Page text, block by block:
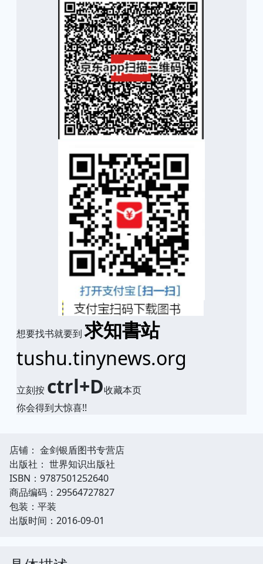
想要找书就要到求知書站
tushu.tinynews.org
立刻按 ctrl+D收藏本页
你会得到大惊喜!!
店铺： 金剑银盾图书专营店
出版社： 世界知识出版社
ISBN：9787501252640
商品编码：29564727827
包装：平装
出版时间：2016-09-01